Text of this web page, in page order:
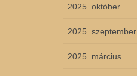
2025. október
2025. szeptember
2025. március